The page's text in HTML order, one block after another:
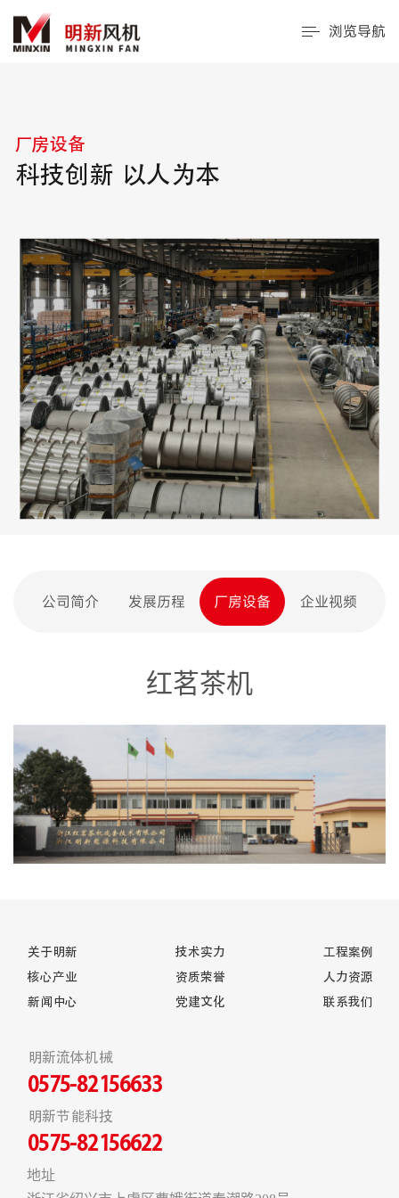
浏览导航
厂房设备
科技创新 以人为本
公司简介 发展历程 厂房设备 企业视频
红茗茶机
关于明新
核心产业
新闻中心
技术实力
资质荣誉
党建文化
工程案例
人力资源
联系我们
明新流体机械
0575-82156633
明新节能科技
0575-82156622
地址